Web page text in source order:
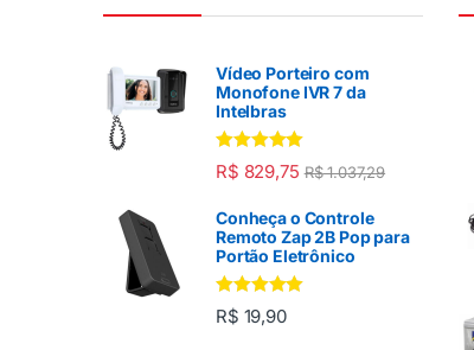
Vídeo Porteiro com
Monofone IVR 7 da
Intelbras
Avaliação
5.00 de 5
R$ 829,75 R$1.037,29
Conheça o Controle
Remoto Zap 2B Pop para
Portão Eletrônico
Avaliação
5.00 de 5
R$ 19,90